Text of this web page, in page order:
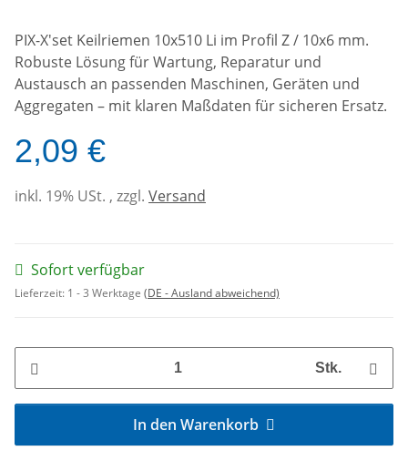
PIX-X'set Keilriemen 10x510 Li im Profil Z / 10x6 mm.
Robuste Lösung für Wartung, Reparatur und
Austausch an passenden Maschinen, Geräten und
Aggregaten – mit klaren Maßdaten für sicheren Ersatz.
2,09 €
inkl. 19% USt. , zzgl. Versand
Sofort verfügbar
Lieferzeit: 1 - 3 Werktage (DE - Ausland abweichend)
Stk.
In den Warenkorb